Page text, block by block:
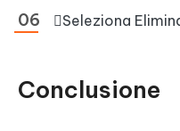
Seleziona
Conclusione